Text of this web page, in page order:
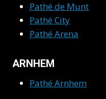
Pathé de Munt
Pathé City
Pathé Arena
ARNHEM
Pathé Arnhem